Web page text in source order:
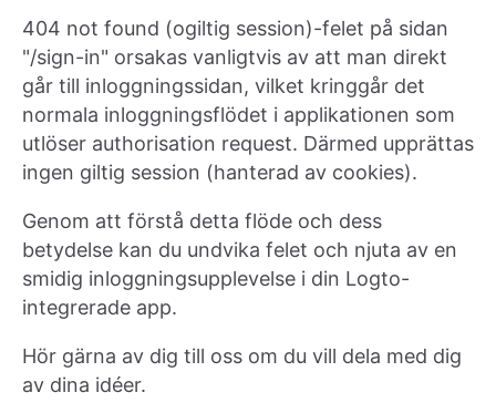
404 not found (ogiltig session)-felet på sidan
"/sign-in" orsakas vanligtvis av att man direkt
går till inloggningssidan, vilket kringgår det
normala inloggningsflödet i applikationen som
utlöser authorisation request. Därmed upprättas
ingen giltig session (hanterad av cookies).
Genom att förstå detta flöde och dess
betydelse kan du undvika felet och njuta av en
smidig inloggningsupplevelse i din Logto-
integrerade app.
Hör gärna av dig till oss om du vill dela med dig
av dina idéer.